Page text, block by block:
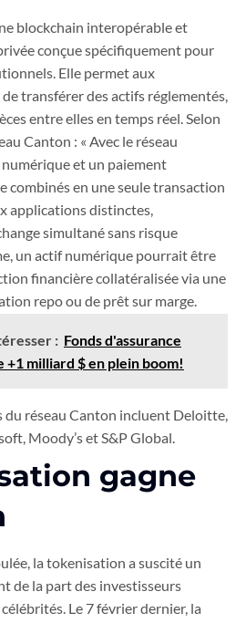
blockchain interopérable et
conçue spécifiquement pour
Elle permet aux
transférer des actifs réglementés,
entre elles en temps réel. Selon
Canton : « Avec le réseau
et un paiement
combinés en une seule transaction
applications distinctes,
simultané sans risque
un actif numérique pourrait être
financière collatéralisée via une
repo ou de prêt sur marge.
: Fonds d'assurance
milliard $ en plein boom!
du réseau Canton incluent Deloitte,
Moody’s et S&P Global.
gagne
la tokenisation a suscité un
de la part des investisseurs
Le 7 février dernier, la